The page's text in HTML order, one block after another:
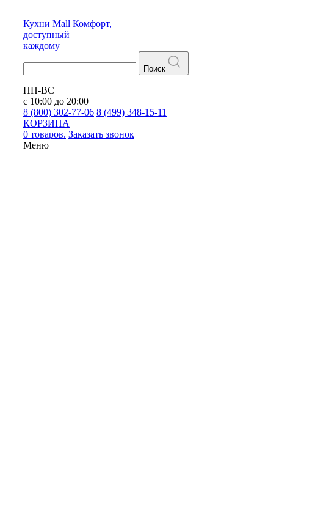
Кухни Mall Комфорт,
доступный
каждому
Поиск
ПН-ВС
с 10:00 до 20:00
8 (800) 302-77-06 8 (499) 348-15-11
КОРЗИНА
0 товаров. Заказать звонок
Меню